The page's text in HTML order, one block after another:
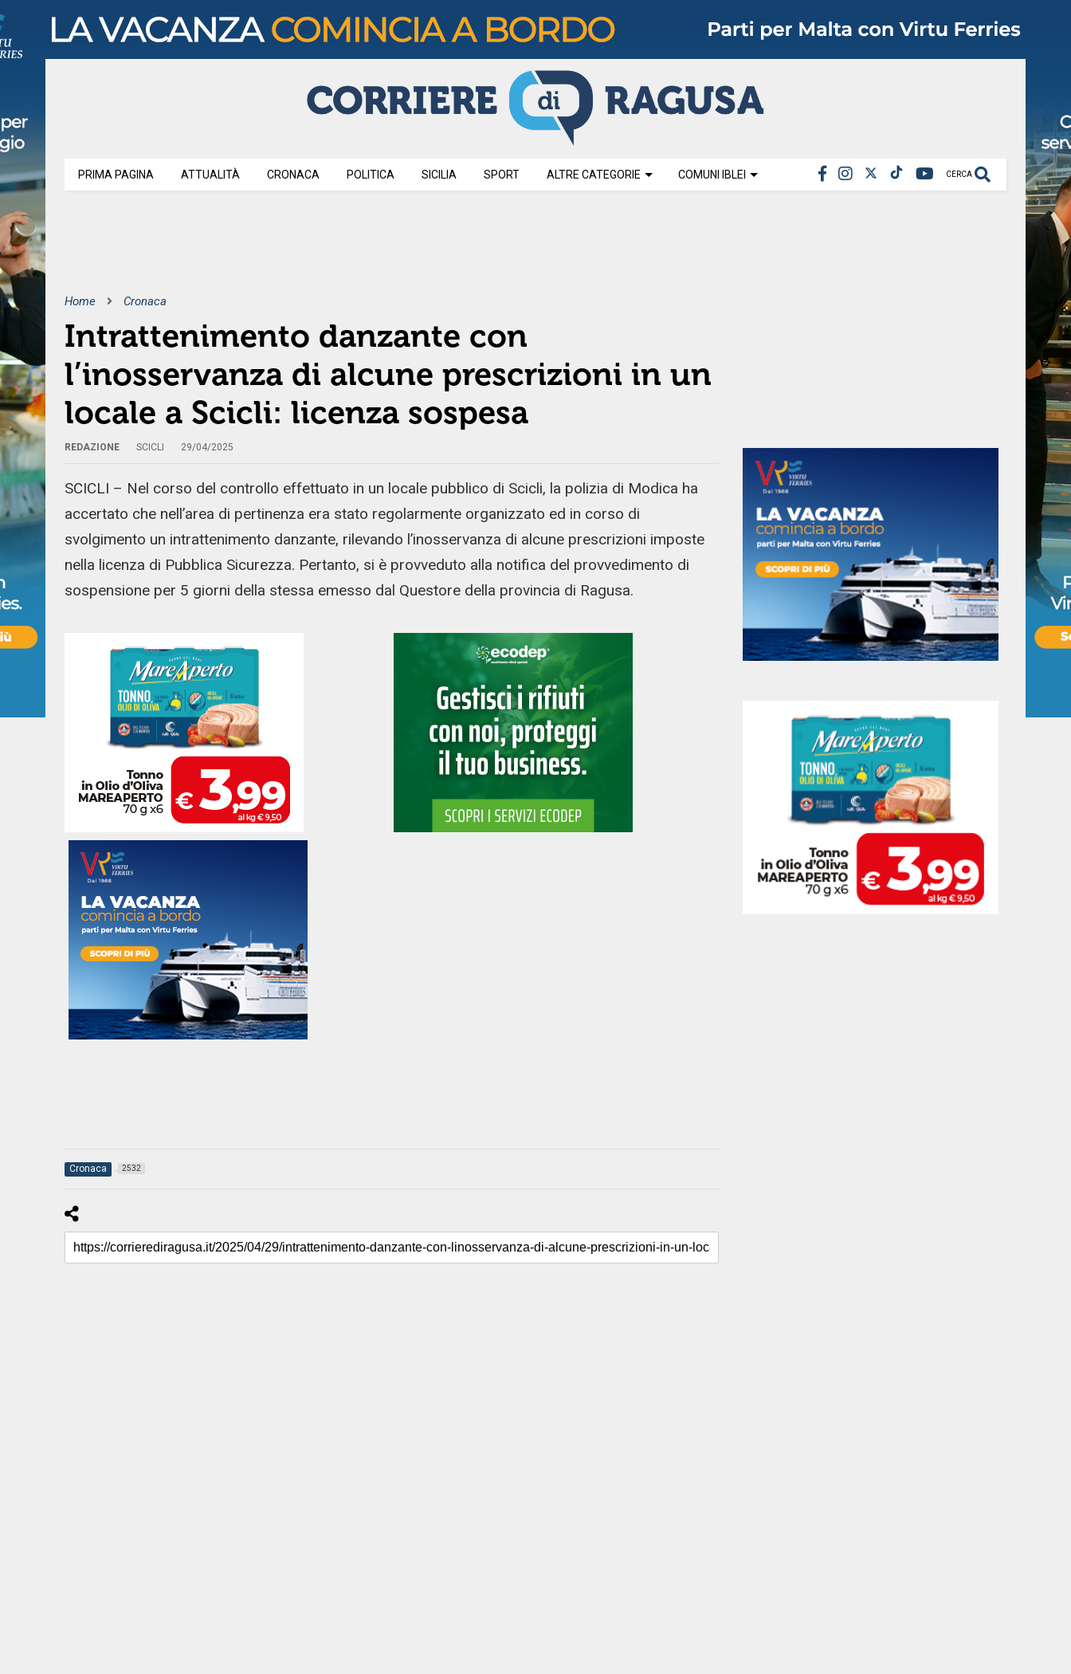
CERCA
PRIMA PAGINA ATTUALITÀ CRONACA POLITICA SICILIA SPORT ALTRE CATEGORIE COMUNI IBLEI
Home Cronaca
Intrattenimento danzante con
l’inosservanza di alcune prescrizioni in un
locale a Scicli: licenza sospesa
REDAZIONE SCICLI 29/04/2025
SCICLI – Nel corso del controllo effettuato in un locale pubblico di Scicli, la polizia di Modica ha
accertato che nell’area di pertinenza era stato regolarmente organizzato ed in corso di
svolgimento un intrattenimento danzante, rilevando l’inosservanza di alcune prescrizioni imposte
nella licenza di Pubblica Sicurezza. Pertanto, si è provveduto alla notifica del provvedimento di
sospensione per 5 giorni della stessa emesso dal Questore della provincia di Ragusa.
Cronaca 2532